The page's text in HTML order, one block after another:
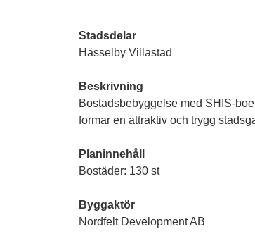
Stadsdelar
Hässelby Villastad
Beskrivning
Bostadsbebyggelse med SHIS-
formar en attraktiv och trygg
Planinnehåll
Bostäder: 130 st
Byggaktör
Nordfelt Development AB